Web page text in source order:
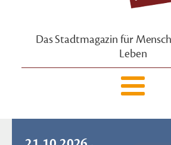
Das Stadtmagazin für
Leben